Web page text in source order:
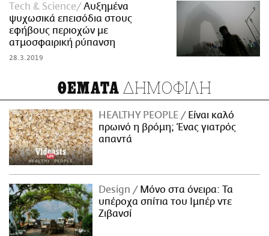
Τech & Science
Αυξημένα
ψυχωσικά επεισόδια στους
εφήβους περιοχών με
ατμοσφαιρική ρύπανση
28.3.2019
ΘΕΜΑΤΑ ΔΗΜΟΦΙΛΗ
HEALTHY PEOPLE
Είναι καλό
πρωινό η βρόμη; Ένας γιατρός
απαντά
Design
Μόνο στα όνειρα: Τα
υπέροχα σπίτια του Ιμπέρ ντε
Ζιβανσί